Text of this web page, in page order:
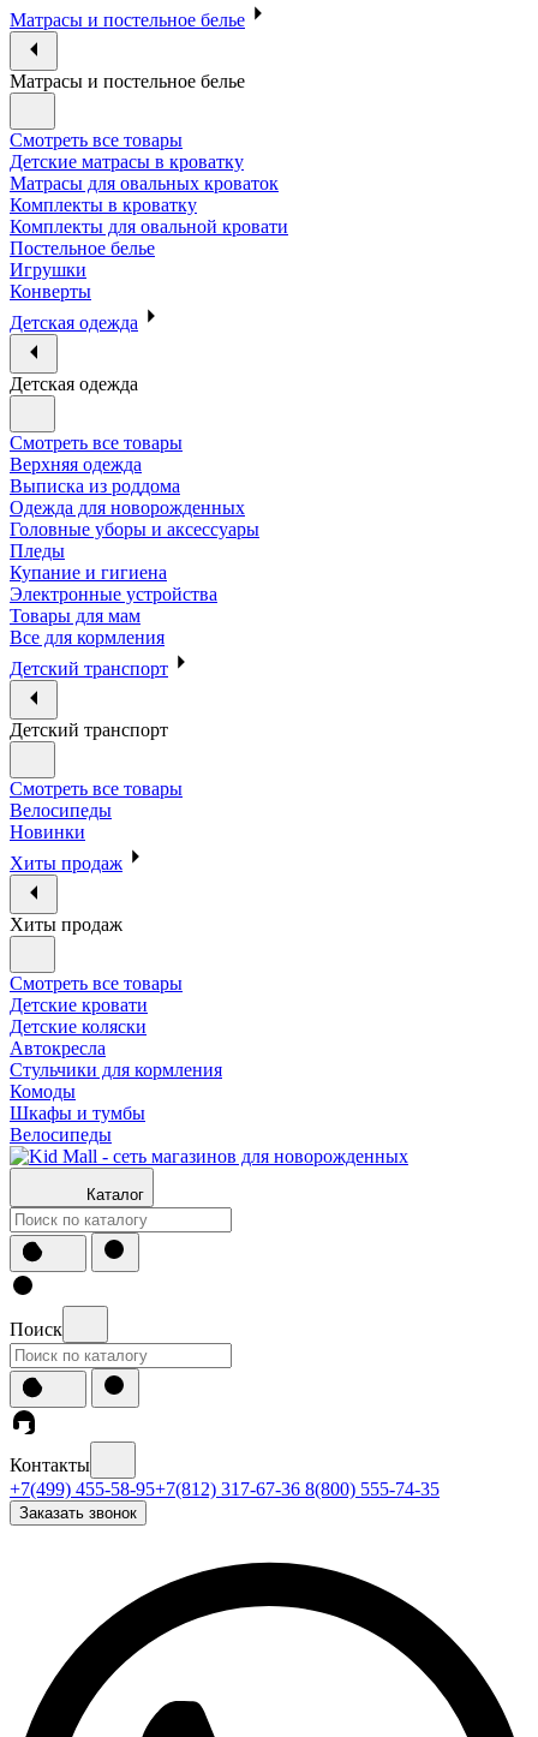
Матрасы и постельное белье
Матрасы и постельное белье
Смотреть все товары
Детские матрасы в кроватку
Матрасы для овальных кроваток
Комплекты в кроватку
Комплекты для овальной кровати
Постельное белье
Игрушки
Конверты
Детская одежда
Детская одежда
Смотреть все товары
Верхняя одежда
Выписка из роддома
Одежда для новорожденных
Головные уборы и аксессуары
Пледы
Купание и гигиена
Электронные устройства
Товары для мам
Все для кормления
Детский транспорт
Детский транспорт
Смотреть все товары
Велосипеды
Новинки
Хиты продаж
Хиты продаж
Смотреть все товары
Детские кровати
Детские коляски
Автокресла
Стульчики для кормления
Комоды
Шкафы и тумбы
Велосипеды
Каталог
Поиск
Контакты
+7(499) 455-58-95+7(812) 317-67-36 8(800) 555-74-35
Заказать звонок